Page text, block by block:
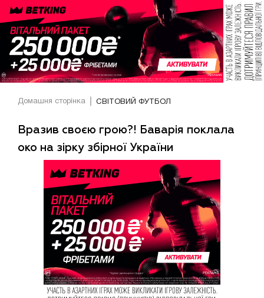
Домашня сторінка СВІТОВИЙ ФУТБОЛ
Вразив своєю грою?! Баварія поклала
око на зірку збірної України